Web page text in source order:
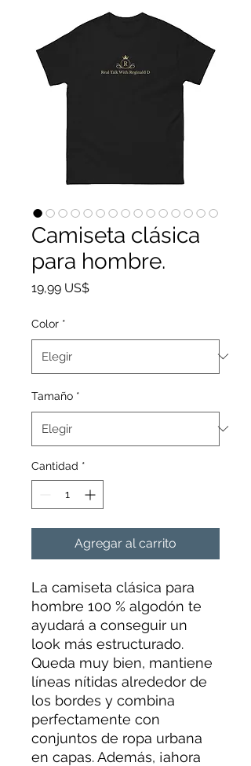
Camiseta clásica
para hombre.
19,99 US$Precio
Color *
Tamaño *
Cantidad *
Agregar al carrito
La camiseta clásica para
hombre 100 % algodón te
ayudará a conseguir un
look más estructurado.
Queda muy bien, mantiene
líneas nítidas alrededor de
los bordes y combina
perfectamente con
conjuntos de ropa urbana
en capas. Además, ¡ahora